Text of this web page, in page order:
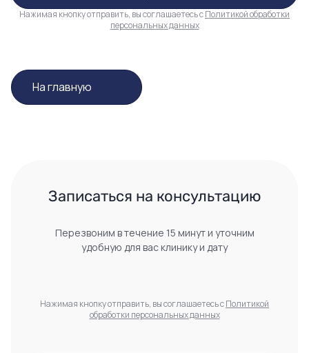
Нажимая кнопку отправить, вы соглашаетесь сПолитикой обработки
персональных данных
На главную
Записаться на консультацию
Перезвоним в течение 15 минут и уточним
удобную для вас клинику и дату
Нажимая кнопку отправить, вы соглашаетесь сПолитикой
обработки персональных данных